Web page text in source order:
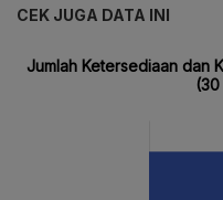
CEK JUGA DATA INI